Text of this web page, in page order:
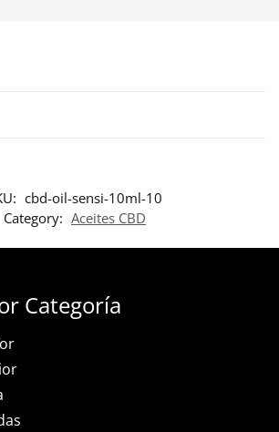
cbd-oil-sensi-10ml-10
Category: Aceites CBD
Categoría